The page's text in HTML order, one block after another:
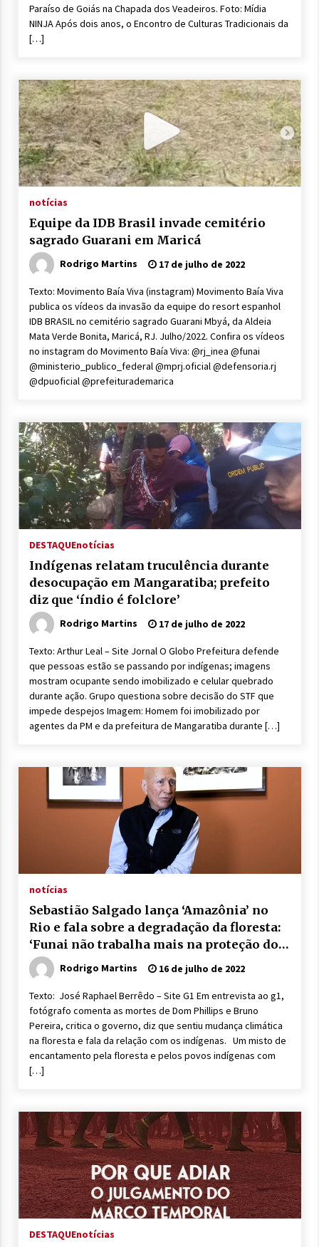
Paraíso de Goiás na Chapada dos Veadeiros. Foto: Mídia
NINJA Após dois anos, o Encontro de Culturas Tradicionais da
[…]
notícias
Equipe da IDB Brasil invade cemitério
sagrado Guarani em Maricá
Rodrigo Martins 17 de julho de 2022
Texto: Movimento Baía Viva (instagram) Movimento Baía Viva
publica os vídeos da invasão da equipe do resort espanhol
IDB BRASIL no cemitério sagrado Guarani Mbyá, da Aldeia
Mata Verde Bonita, Maricá, RJ. Julho/2022. Confira os vídeos
no instagram do Movimento Baía Viva: @rj_inea @funai
@ministerio_publico_federal @mprj.oficial @defensoria.rj
@dpuoficial @prefeiturademarica
DESTAQUEnotícias
Indígenas relatam truculência durante
desocupação em Mangaratiba; prefeito
diz que ‘índio é folclore’
Rodrigo Martins 17 de julho de 2022
Texto: Arthur Leal – Site Jornal O Globo Prefeitura defende
que pessoas estão se passando por indígenas; imagens
mostram ocupante sendo imobilizado e celular quebrado
durante ação. Grupo questiona sobre decisão do STF que
impede despejos Imagem: Homem foi imobilizado por
agentes da PM e da prefeitura de Mangaratiba durante […]
notícias
Sebastião Salgado lança ‘Amazônia’ no
Rio e fala sobre a degradação da floresta:
‘Funai não trabalha mais na proteção dos
indígenas’Rodrigo Martins 16 de julho de 2022
Texto: José Raphael Berrêdo – Site G1 Em entrevista ao g1,
fotógrafo comenta as mortes de Dom Phillips e Bruno
Pereira, critica o governo, diz que sentiu mudança climática
na floresta e fala da relação com os indígenas. Um misto de
encantamento pela floresta e pelos povos indígenas com
[…]
DESTAQUEnotícias